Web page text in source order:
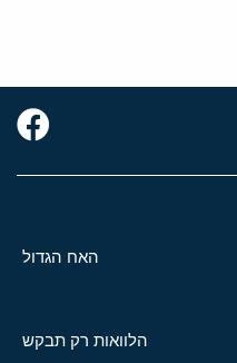
האח הגדול
הלוואות רק תבקש